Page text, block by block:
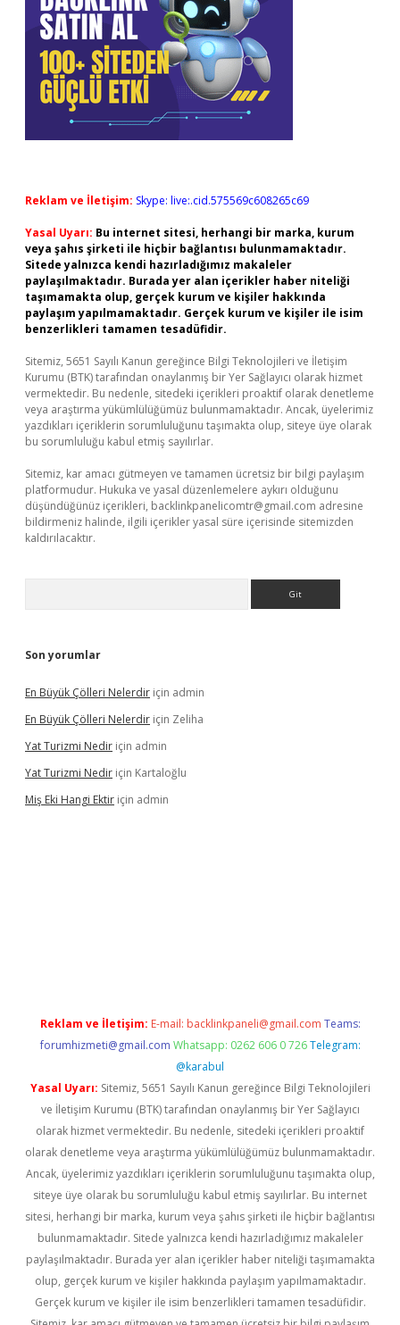
Reklam ve İletişim: Skype: live:.cid.575569c608265c69
Yasal Uyarı: Bu internet sitesi, herhangi bir marka, kurum
veya şahıs şirketi ile hiçbir bağlantısı bulunmamaktadır.
Sitede yalnızca kendi hazırladığımız makaleler
paylaşılmaktadır. Burada yer alan içerikler haber niteliği
taşımamakta olup, gerçek kurum ve kişiler hakkında
paylaşım yapılmamaktadır. Gerçek kurum ve kişiler ile isim
benzerlikleri tamamen tesadüfidir.
Sitemiz, 5651 Sayılı Kanun gereğince Bilgi Teknolojileri ve İletişim
Kurumu (BTK) tarafından onaylanmış bir Yer Sağlayıcı olarak hizmet
vermektedir. Bu nedenle, sitedeki içerikleri proaktif olarak denetleme
veya araştırma yükümlülüğümüz bulunmamaktadır. Ancak, üyelerimiz
yazdıkları içeriklerin sorumluluğunu taşımakta olup, siteye üye olarak
bu sorumluluğu kabul etmiş sayılırlar.
Sitemiz, kar amacı gütmeyen ve tamamen ücretsiz bir bilgi paylaşım
platformudur. Hukuka ve yasal düzenlemelere aykırı olduğunu
düşündüğünüz içerikleri, backlinkpanelicomtr@gmail.com adresine
bildirmeniz halinde, ilgili içerikler yasal süre içerisinde sitemizden
kaldırılacaktır.
Son yorumlar
En Büyük Çölleri Nelerdir için admin
En Büyük Çölleri Nelerdir için Zeliha
Yat Turizmi Nedir için admin
Yat Turizmi Nedir için Kartaloğlu
Miş Eki Hangi Ektir için admin
Reklam ve İletişim: E-mail: backlinkpaneli@gmail.com Teams:
forumhizmeti@gmail.com Whatsapp: 0262 606 0 726 Telegram:
@karabul
Yasal Uyarı: Sitemiz, 5651 Sayılı Kanun gereğince Bilgi Teknolojileri
ve İletişim Kurumu (BTK) tarafından onaylanmış bir Yer Sağlayıcı
olarak hizmet vermektedir. Bu nedenle, sitedeki içerikleri proaktif
olarak denetleme veya araştırma yükümlülüğümüz bulunmamaktadır.
Ancak, üyelerimiz yazdıkları içeriklerin sorumluluğunu taşımakta olup,
siteye üye olarak bu sorumluluğu kabul etmiş sayılırlar. Bu internet
sitesi, herhangi bir marka, kurum veya şahıs şirketi ile hiçbir bağlantısı
bulunmamaktadır. Sitede yalnızca kendi hazırladığımız makaleler
paylaşılmaktadır. Burada yer alan içerikler haber niteliği taşımamakta
olup, gerçek kurum ve kişiler hakkında paylaşım yapılmamaktadır.
Gerçek kurum ve kişiler ile isim benzerlikleri tamamen tesadüfidir.